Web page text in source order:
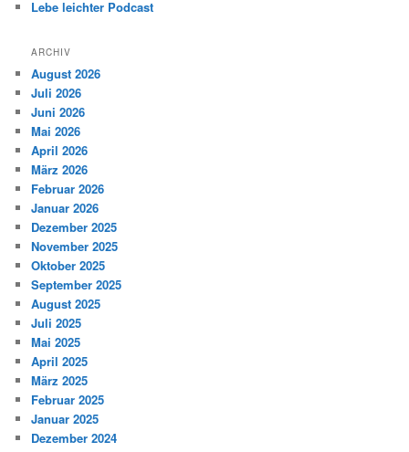
Lebe leichter Podcast
ARCHIV
August 2026
Juli 2026
Juni 2026
Mai 2026
April 2026
März 2026
Februar 2026
Januar 2026
Dezember 2025
November 2025
Oktober 2025
September 2025
August 2025
Juli 2025
Mai 2025
April 2025
März 2025
Februar 2025
Januar 2025
Dezember 2024